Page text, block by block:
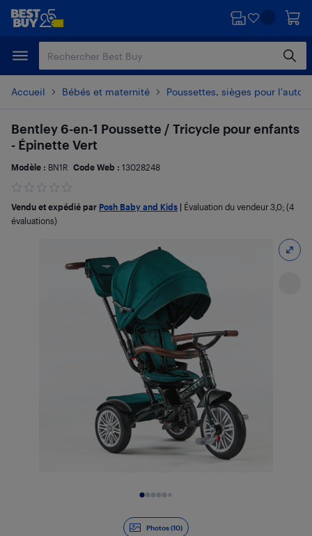
Passer
principal
Passer
Accueil Bébés et maternité Poussettes, sièges pour l'auto
Photos (10)
Bentley 6-en-1 Poussette / Tricycle pour enfants
- Épinette Vert
Modèle : BN1R Code Web : 13028248
Vendu et expédié par Posh Baby and Kids Évaluation du vendeur 3,0; (4
évaluations)